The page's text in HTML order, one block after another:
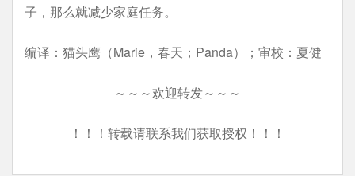
子，那么就减少家庭任务。
编译：猫头鹰（Marie，春天；Panda）；审校：夏健
～～～欢迎转发～～～
！！！转载请联系我们获取授权！！！